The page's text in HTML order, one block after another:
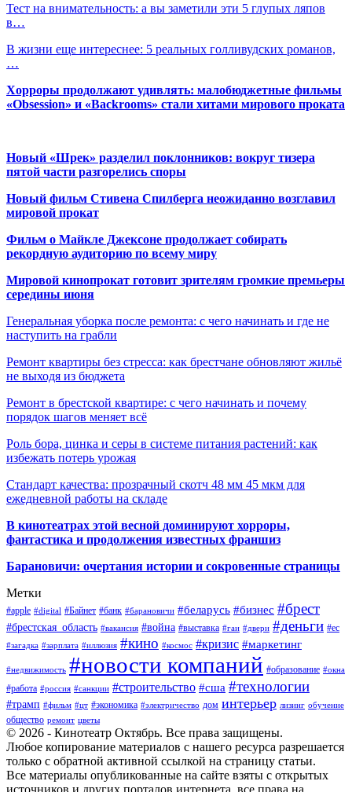
Тест на внимательность: а вы заметили эти 5 глупых ляпов
в…
В жизни еще интереснее: 5 реальных голливудских романов,
…
Хорроры продолжают удивлять: малобюджетные фильмы
«Obsession» и «Backrooms» стали хитами мирового проката
Новый «Шрек» разделил поклонников: вокруг тизера
пятой части разгорелись споры
Новый фильм Стивена Спилберга неожиданно возглавил
мировой прокат
Фильм о Майкле Джексоне продолжает собирать
рекордную аудиторию по всему миру
Мировой кинопрокат готовит зрителям громкие премьеры
середины июня
Генеральная уборка после ремонта: с чего начинать и где не
наступить на грабли
Ремонт квартиры без стресса: как брестчане обновляют жильё
не выходя из бюджета
Ремонт в брестской квартире: с чего начинать и почему
порядок шагов меняет всё
Роль бора, цинка и серы в системе питания растений: как
избежать потерь урожая
Стандарт качества: прозрачный скотч 48 мм 45 мкм для
ежедневной работы на складе
В кинотеатрах этой весной доминируют хорроры,
фантастика и продолжения известных франшиз
Барановичи: очертания истории и сокровенные страницы
Метки
#apple #digital #Байнет #банк #барановичи #беларусь #бизнес #брест
#брестская_область #вакансия #война #выставка #гаи #двери #деньги #ес
#загадка #зарплата #иллюзия #кино #космос #кризис #маркетинг
#недвижимость #новости компаний #образование #окна
#работа #россия #санкции #строительство #сша #технологии
#трамп #фильм #цт #экономика #электричество дом интерьер лизинг обучение
общество ремонт цветы
© 2026 - Кинотеатр Октябрь. Все права защищены.
Любое копирование материалов с нашего ресурса разрешается
только с обратной активной ссылкой на страницу статьи.
Все материалы опубликованные на сайте взяты с открытых
источников и других порталов интернета, все права на